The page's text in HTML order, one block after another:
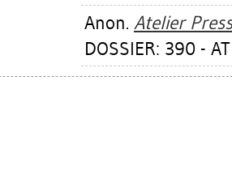
Anon. Atelier
DOSSIER: 390 -